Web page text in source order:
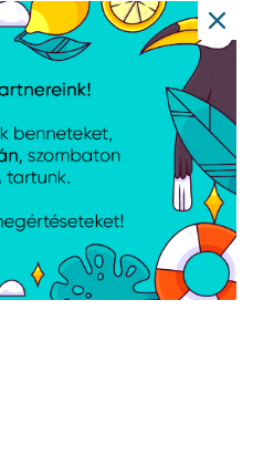
USB C-típus
Fekete;Szürke
elektronikus feltöltési,
vállalunk.